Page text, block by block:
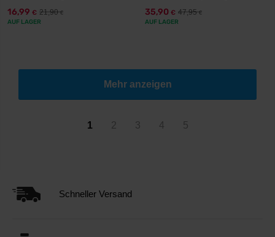
16,99 € 21,90€
AUF LAGER
35,90 € 47,95€
AUF LAGER
Mehr anzeigen
1 2 3 4 5
Schneller Versand